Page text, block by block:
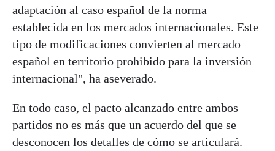
adaptación al caso español de la norma
establecida en los mercados internacionales. Este
tipo de modificaciones convierten al mercado
español en territorio prohibido para la inversión
internacional", ha aseverado.
En todo caso, el pacto alcanzado entre ambos
partidos no es más que un acuerdo del que se
desconocen los detalles de cómo se articulará.